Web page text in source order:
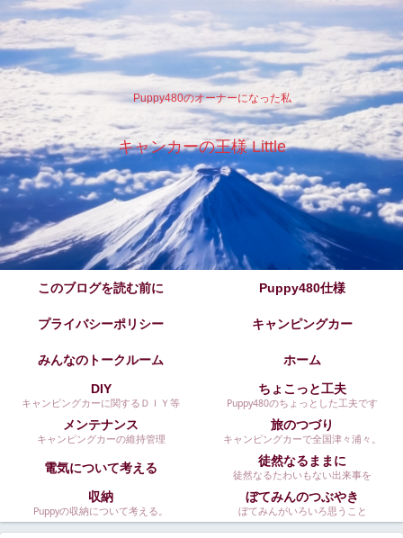
Puppy480のオーナーになった私
キャンカーの王様 Little
このブログを読む前に Puppy480仕様
プライバシーポリシー キャンピングカー
みんなのトークルーム
ホーム
DIY
キャンピングカーに関するＤＩＹ等
ちょこっと工夫
Puppy480のちょっとした工夫です
メンテナンス
キャンピングカーの維持管理
旅のつづり
キャンピングカーで全国津々浦々。
電気について考える 徒然なるままに
徒然なるたわいもない出来事を
収納
Puppyの収納について考える。
ぼてみんのつぶやき
ぼてみんがいろいろ思うこと